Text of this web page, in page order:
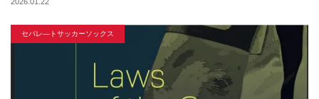
セパレ―トサッカーソックス